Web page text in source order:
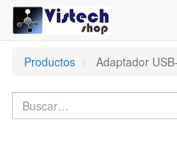
Productos
Adaptador